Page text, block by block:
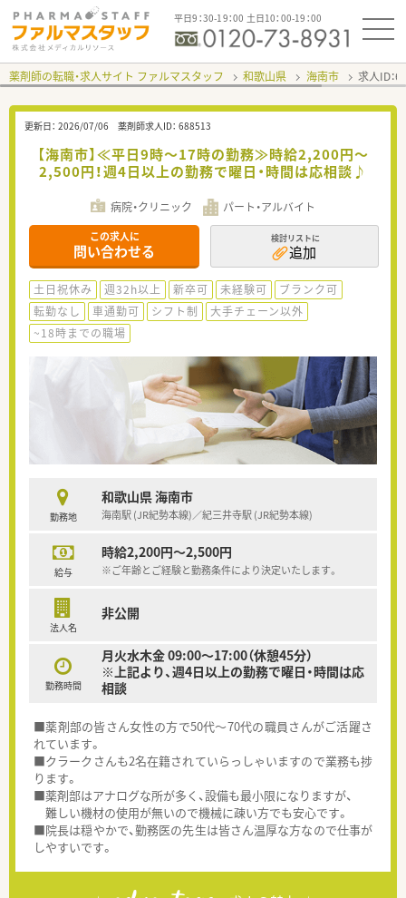
平日9：30-19：00 土日10：00-19：00
薬剤師の転職・求人サイト ファルマスタッフ 和歌山県 海南市 求人ID：
更新日： 2026/07/06 薬剤師求人ID： 688513
【海南市】≪平日9時～17時の勤務≫時給2,200円～
2,500円！週4日以上の勤務で曜日・時間は応相談♪
病院・クリニック パート・アルバイト
この求人に
問い合わせる
検討リストに
追加
土日祝休み 週32h以上 新卒可 未経験可
ブランク可
転勤なし
車通勤可 シフト制
大手チェーン以外
~18時までの職場
勤務地
和歌山県 海南市
海南駅 (JR紀勢本線)／紀三井寺駅 (JR紀勢本線)
給与
時給2,200円～2,500円
※ご年齢とご経験と勤務条件により決定いたします。
法人名
非公開
勤務時間
月火水木金 09:00～17:00（休憩45分）
※上記より、週4日以上の勤務で曜日・時間は応
相談
■薬剤部の皆さん女性の方で50代～70代の職員さんがご活躍さ
れています。
■クラークさんも2名在籍されていらっしゃいますので業務も捗
ります。
■薬剤部はアナログな所が多く、設備も最小限になりますが、
難しい機材の使用が無いので機械に疎い方でも安心です。
■院長は穏やかで、勤務医の先生は皆さん温厚な方なので仕事が
しやすいです。